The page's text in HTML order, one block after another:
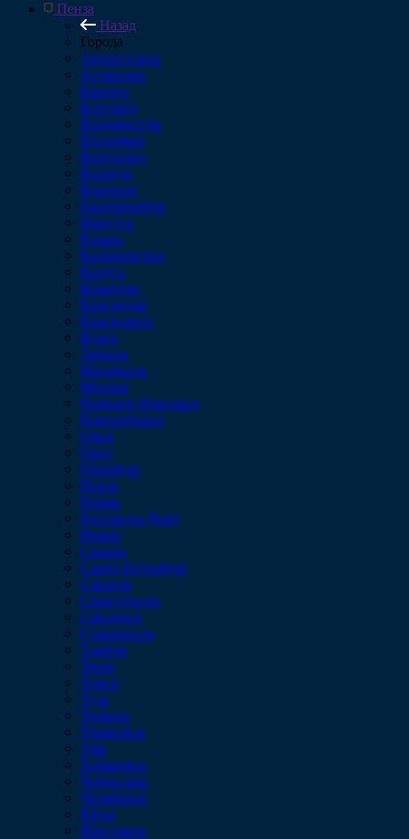
Пенза
Назад
Города
Архангельск
Астрахань
Барнаул
Белгород
Владивосток
Владимир
Волгоград
Вологда
Воронеж
Екатеринбург
Иркутск
Казань
Калининград
Калуга
Кемерово
Краснодар
Красноярск
Курск
Липецк
Махачкала
Москва
Нижний Новгород
Новосибирск
Омск
Орел
Оренбург
Пенза
Пермь
Ростов-на-Дону
Рязань
Самара
Санкт-Петербург
Саратов
Севастополь
Смоленск
Ставрополь
Тамбов
Тверь
Томск
Тула
Тюмень
Ульяновск
Уфа
Хабаровск
Чебоксары
Челябинск
Югра
Ярославль